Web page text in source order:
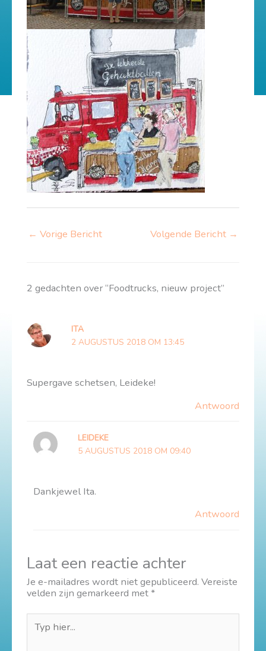
← Vorige Bericht Volgende Bericht →
2 gedachten over “Foodtrucks, nieuw project”
ITA
2 AUGUSTUS 2018 OM 13:45
Supergave schetsen, Leideke!
Antwoord
LEIDEKE
5 AUGUSTUS 2018 OM 09:40
Dankjewel Ita.
Antwoord
Laat een reactie achter
Je e-mailadres wordt niet gepubliceerd. Vereiste
velden zijn gemarkeerd met*
Typ
hier...